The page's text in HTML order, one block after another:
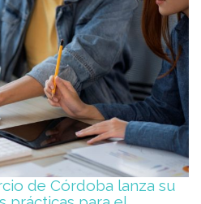
de Córdoba lanza su